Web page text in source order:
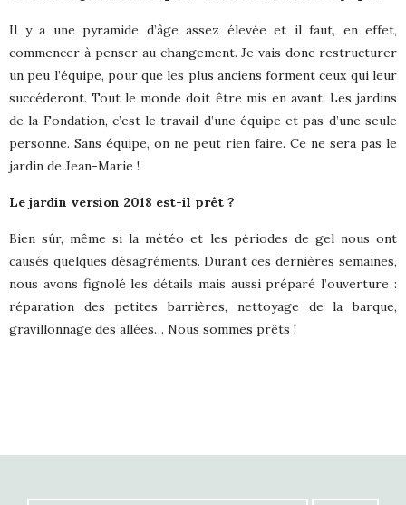
Il y a une pyramide d’âge assez élevée et il faut, en effet,
commencer à penser au changement. Je vais donc restructurer
un peu l’équipe, pour que les plus anciens forment ceux qui leur
succéderont. Tout le monde doit être mis en avant. Les jardins
de la Fondation, c’est le travail d’une équipe et pas d’une seule
personne. Sans équipe, on ne peut rien faire. Ce ne sera pas le
jardin de Jean-Marie !
Le jardin version 2018 est-il prêt ?
Bien sûr, même si la météo et les périodes de gel nous ont
causés quelques désagréments. Durant ces dernières semaines,
nous avons fignolé les détails mais aussi préparé l’ouverture :
réparation des petites barrières, nettoyage de la barque,
gravillonnage des allées… Nous sommes prêts !